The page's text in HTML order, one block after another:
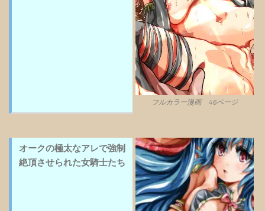
フルカラー漫画 46ページ
オークの極太なアレで強制
絶頂させられた女騎士たち